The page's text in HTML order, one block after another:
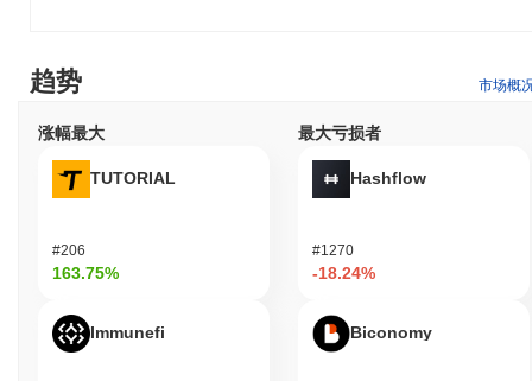
TSLA6900是为谁设计的？
解决方案参与加密货币生态系统。它提供工具和资源，包括用户友
好的钱包和支付功能，以促进交易和投资。 开发者和流动性提供者
等次要参与者可以通过利用支持将代币集成到各种应用和平台的
旨在通过提供无缝的数字资产管理体验来赋能用户，同时通过治理
机制促进社区参与，使利益相关者能够影响项目的方向。总体而
足个人用户和希望在这一领域创新的开发者的需求。
趋势 市场概
涨幅最大
TUTORIAL
#206
163.75%
Immunefi
最大亏损者
Hashflow
#1270
-18.24%
Biconomy